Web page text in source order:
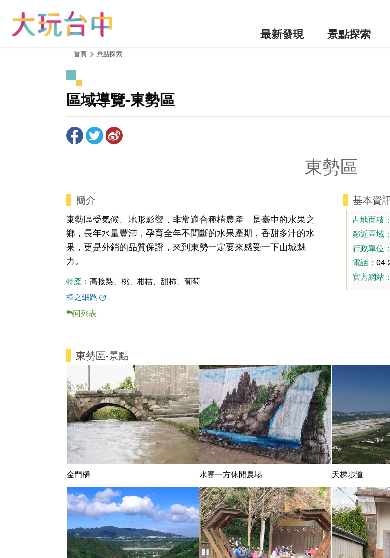
最新發現 景點探索
首頁 景點探索
區域導覽-東勢區
東勢區
簡介
東勢區受氣候、地形影響，非常適合種植農產，是臺中的水果之
鄉，長年水量豐沛，孕育全年不間斷的水果產期，香甜多汁的水
果，更是外銷的品質保證，來到東勢一定要來感受一下山城魅
力。
特產：高接梨、桃、柑桔、甜柿、葡萄
樟之細路
回列表
基本資
占地面積：
鄰近區域：
行政單位
電話：04-
官方網站：
東勢區-景點
金門橋 水寨一方休閒農場 天梯步道